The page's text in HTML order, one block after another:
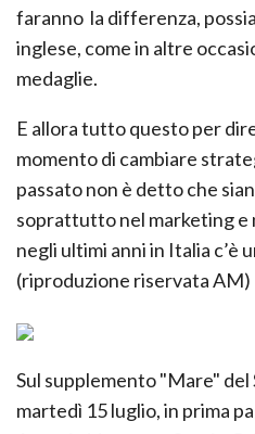
faranno la differenza,
inglese, come in altre
medaglie.
E allora tutto questo per
momento di cambiare
passato non è detto che
soprattutto nel marketing e
negli ultimi anni in Italia c’è
(riproduzione riservata AM)
Sul supplemento "Mare" del
martedì 15 luglio, in prima